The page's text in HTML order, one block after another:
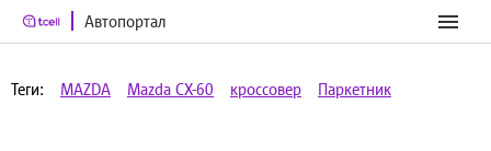
Автопортал
Теги: MAZDA Mazda CX-60 кроссовер Паркетник